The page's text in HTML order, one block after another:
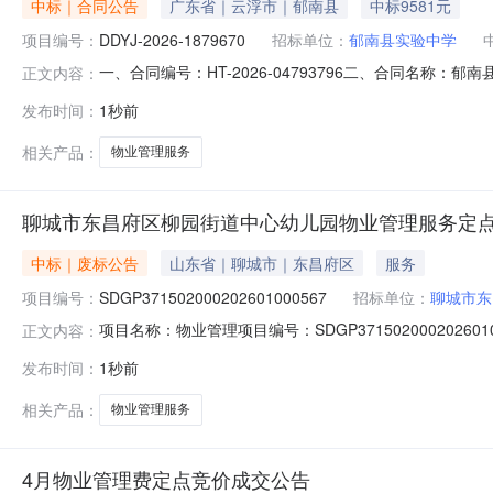
中标｜合同公告 广东省｜云浮市｜郁南县
中标9581元
项目编号： DDYJ-2026-1879670 招标单位： 郁南县实验中学
正文内容： 一、合同编号：HT-2026-04793796二、合同名称：郁
工程部地址：郁南县都城镇联系方式：13417973625六
发布时间： 1秒前
相关产品：
物业管理服务
聊城市东昌府区柳园街道中心幼儿园物业管理服务定
中标｜废标公告 山东省｜聊城市｜东昌府区
服务
项目编号： SDGP371502000202601000567 招标单位： 聊城市
正文内容： 项目名称：物业管理项目编号：
发布时间： 1秒前
相关产品：
物业管理服务
4月物业管理费定点竞价成交公告